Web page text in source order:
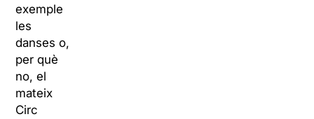
exemple
les
danses o,
per què
no, el
mateix
Circ